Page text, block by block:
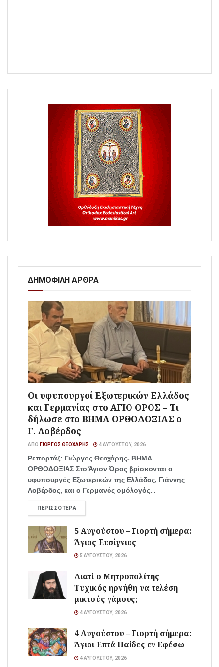
ΔΗΜΟΦΙΛΗ ΑΡΘΡΑ
Οι υφυπουργοί Εξωτερικών Ελλάδος
και Γερμανίας στο ΑΓΙΟ ΟΡΟΣ – Τι
δήλωσε στο ΒΗΜΑ ΟΡΘΟΔΟΞΙΑΣ ο
Γ. Λοβέρδος
ΑΠΌ ΓΙΏΡΓΟΣ ΘΕΟΧΆΡΗΣ 4 ΑΥΓΟΎΣΤΟΥ, 2026
Ρεπορτάζ: Γιώργος Θεοχάρης- ΒΗΜΑ
ΟΡΘΟΔΟΞΙΑΣ Στο Άγιον Όρος βρίσκονται ο
υφυπουργός Εξωτερικών της Ελλάδας, Γιάννης
Λοβέρδος, και ο Γερμανός ομόλογός...
ΠΕΡΙΣΣΌΤΕΡΑ
5 Αυγούστου – Γιορτή σήμερα:
Άγιος Ευσίγνιος
5 ΑΥΓΟΎΣΤΟΥ, 2026
Διατί ο Μητροπολίτης
Τυχικός ηρνήθη να τελέση
μικτούς γάμους;
4 ΑΥΓΟΎΣΤΟΥ, 2026
4 Αυγούστου – Γιορτή σήμερα:
Άγιοι Επτά Παίδες εν Εφέσω
4 ΑΥΓΟΎΣΤΟΥ, 2026